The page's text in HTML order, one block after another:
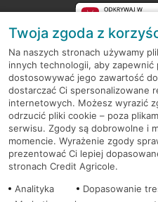
RODO
Regulamin serwisu
Mapa serwisu
PolitykaCookies
Twoja zgoda z
Na naszych stronach używamy
innych technologii, aby zapewnić
dostosowywać jego zawartość
dostarczać Ci spersonalizowane
internetowych. Możesz wyrazić
odrzucić pliki cookie – poza
serwisu. Zgody są dobrowolne i
momencie. Wyrażenie zgody
prezentować Ci lepiej
stronach Credit Agricole.
Analityka
Dopasowanie